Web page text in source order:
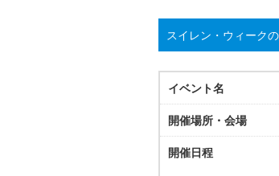
スイレン・ウィーク
イベント名
開催場所・会場
開催日程